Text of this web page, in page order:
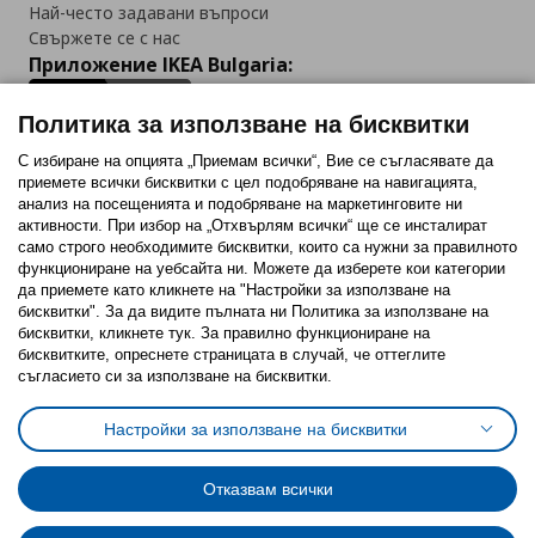
Най-често задавани въпроси
Свържете се с нас
Приложение IKEA Bulgaria:
Последвайте ни:
FacebookTwitterYoutubePinterestInstagram
Политика за използване на бисквитки (Cookies)
Избор на настройки за използване на бисквитки
Условия за ползване на ikea.bgОбща политика за личните данни
Политика за защита на личните данни на ikea.bg
Общи условия на програма IKEA Family
Политика за защита на лични данни на програма IKEA Family
Политика за използване на бисквитки
С избиране на опцията „Приемам всички“, Вие се съгласявате да
приемете всички бисквитки с цел подобряване на навигацията,
анализ на посещенията и подобряване на маркетинговите ни
активности. При избор на „Отхвърлям всички“ ще се инсталират
само строго необходимитe бисквитки, които са нужни за правилното
функциониране на уебсайта ни. Можете да изберете кои категории
да приемете като кликнете на "Настройки за използване на
бисквитки". За да видите пълната ни Политика за използване на
бисквитки, кликнете тук. За правилно функциониране на
бисквитките, опреснете страницата в случай, че оттеглите
съгласието си за използване на бисквитки.
Настройки за използване на бисквитки
Отказвам всички